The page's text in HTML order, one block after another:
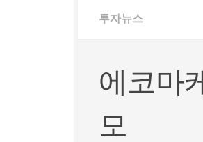
투자뉴스
에코마
모